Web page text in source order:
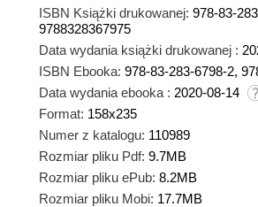
ISBN Książki drukowanej: 978-83-
9788328367975
Data wydania książki drukowanej :
ISBN Ebooka: 978-83-283-6798-2,
Data wydania ebooka : 2020-08-14
Format: 158x235
Numer z katalogu: 110989
Rozmiar pliku Pdf: 9.7MB
Rozmiar pliku ePub: 8.2MB
Rozmiar pliku Mobi: 17.7MB